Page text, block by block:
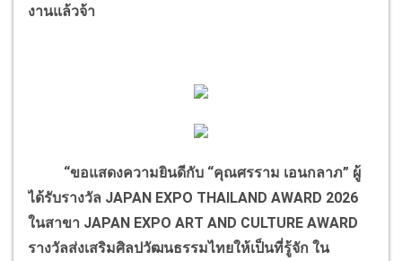
งานแล้วจ้า
“ขอแสดงความยินดีกับ “คุณศรราม เอนกลาภ” ผู้
ได้รับรางวัล JAPAN EXPO THAILAND AWARD 2026
ในสาขา JAPAN EXPO ART AND CULTURE AWARD
รางวัลส่งเสริมศิลปวัฒนธรรมไทยให้เป็นที่รู้จัก ใน